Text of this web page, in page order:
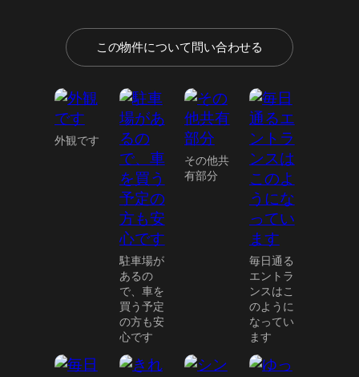
この物件について問い合わせる
外観です
駐車場が
あるの
で、車を
買う予定
の方も安
心です
その他共
有部分
毎日通る
エントラ
ンスはこ
のように
なってい
ます